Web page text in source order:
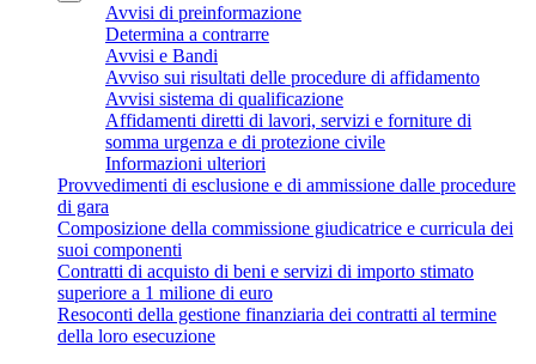
Avvisi di preinformazione
Determina a contrarre
Avvisi e Bandi
Avviso sui risultati delle procedure di affidamento
Avvisi sistema di qualificazione
Affidamenti diretti di lavori, servizi e forniture di
somma urgenza e di protezione civile
Informazioni ulteriori
Provvedimenti di esclusione e di ammissione dalle procedure
di gara
Composizione della commissione giudicatrice e curricula dei
suoi componenti
Contratti di acquisto di beni e servizi di importo stimato
superiore a 1 milione di euro
Resoconti della gestione finanziaria dei contratti al termine
della loro esecuzione